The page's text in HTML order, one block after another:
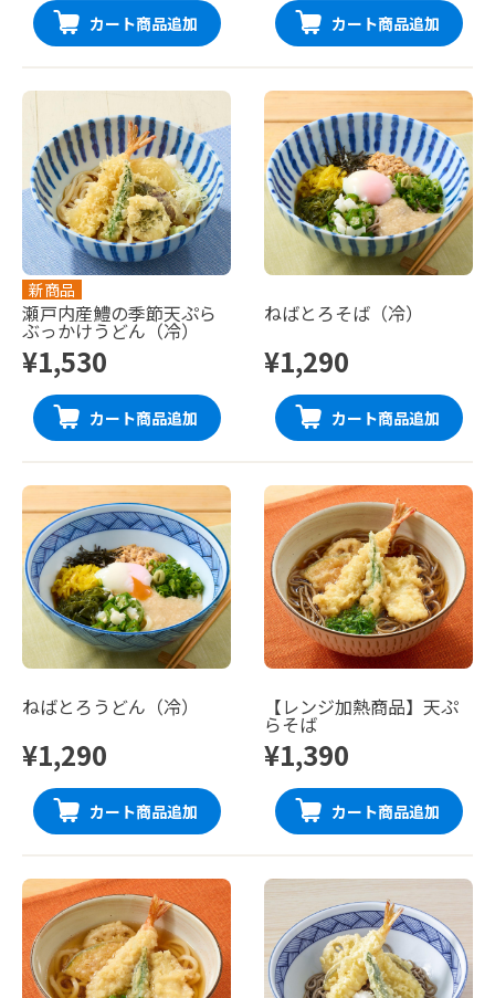
カート商品追加 カート商品追加
新商品
瀬戸内産鱧の季節天ぷら
ぶっかけうどん（冷）
¥1,530
カート商品追加
ねばとろそば（冷）
¥1,290
カート商品追加
ねばとろうどん（冷）
¥1,290
カート商品追加
【レンジ加熱商品】天ぷ
らそば
¥1,390
カート商品追加